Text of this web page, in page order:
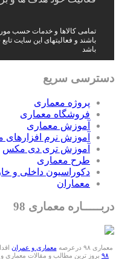
تمامی کالاها و خدمات حسب
باشند و فعالیتهای این سایت
باشد
دسترسی سریع
پروژه معماری
فروشگاه معماری
آموزش معماری
آموزش نرم افزارهای
آموزش تری دی مکس
طرح معماری
دکوراسیون داخلی و
معماران
دربـــــاره معماری 98
معماری ۹۸ درعرصه معماری و عمران
۹۸ بروز ترین مطالب و مقالات معماری